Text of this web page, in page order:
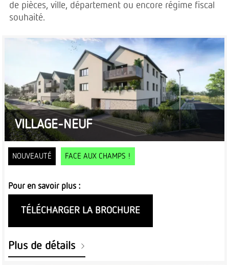
de pièces, ville, département ou encore régime fiscal
souhaité.
VILLAGE-NEUF
NOUVEAUTÉ FACE AUX CHAMPS !
Pour en savoir plus :
TÉLÉCHARGER LA BROCHURE
Plus de détails